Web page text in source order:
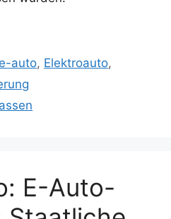
e-auto, Elektroauto,
E-Auto-